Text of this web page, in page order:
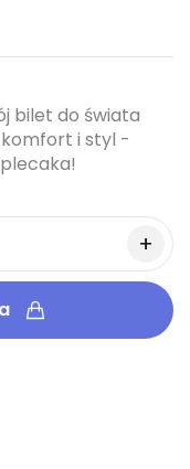
bilet do świata
komfort i styl -